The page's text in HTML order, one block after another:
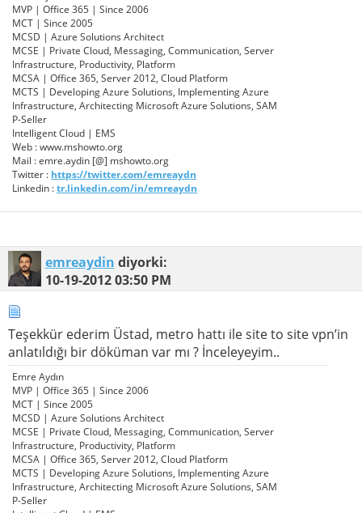
MVP | Office 365 | Since 2006
MCT | Since 2005
MCSD | Azure Solutions Architect
MCSE | Private Cloud, Messaging, Communication, Server
Infrastructure, Productivity, Platform
MCSA | Office 365, Server 2012, Cloud Platform
MCTS | Developing Azure Solutions, Implementing Azure
Infrastructure, Architecting Microsoft Azure Solutions, SAM
P-Seller
Intelligent Cloud | EMS
Web : www.mshowto.org
Mail : emre.aydin [@] mshowto.org
Twitter : https://twitter.com/emreaydn
Linkedin :tr.linkedin.com/in/emreaydn
emreaydin diyorki:
10-19-201203:50 PM
Teşekkür ederim Üstad, metro hattı ile site to site vpn’in
anlatıldığı bir döküman var mı ? İnceleyeyim..
Emre Aydın
MVP | Office 365 | Since 2006
MCT | Since 2005
MCSD | Azure Solutions Architect
MCSE | Private Cloud, Messaging, Communication, Server
Infrastructure, Productivity, Platform
MCSA | Office 365, Server 2012, Cloud Platform
MCTS | Developing Azure Solutions, Implementing Azure
Infrastructure, Architecting Microsoft Azure Solutions, SAM
P-Seller